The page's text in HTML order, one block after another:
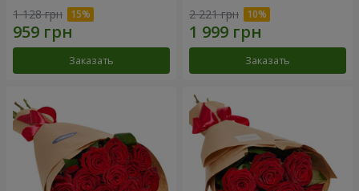
1 128 грн
Заказать
2 221 грн
Заказать